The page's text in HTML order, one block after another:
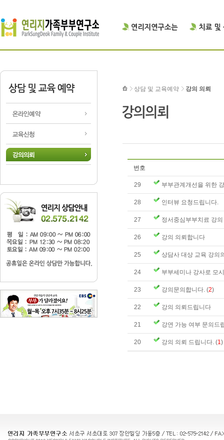
상담 및 교육예약 강의 의뢰
번호
29 부부관계개선을 위한
28 인터뷰 요청드립니다.
27 정서중심부부치료 강
26 강의 의뢰합니다
25 상담사 대상 교육 강의
24 부부세미나 강사로 모
23 강의문의합니다. (2)
22 강의 의뢰드립니다
21 강연 가능 여부 문의드
20 강의 의뢰 드립니다. (1)